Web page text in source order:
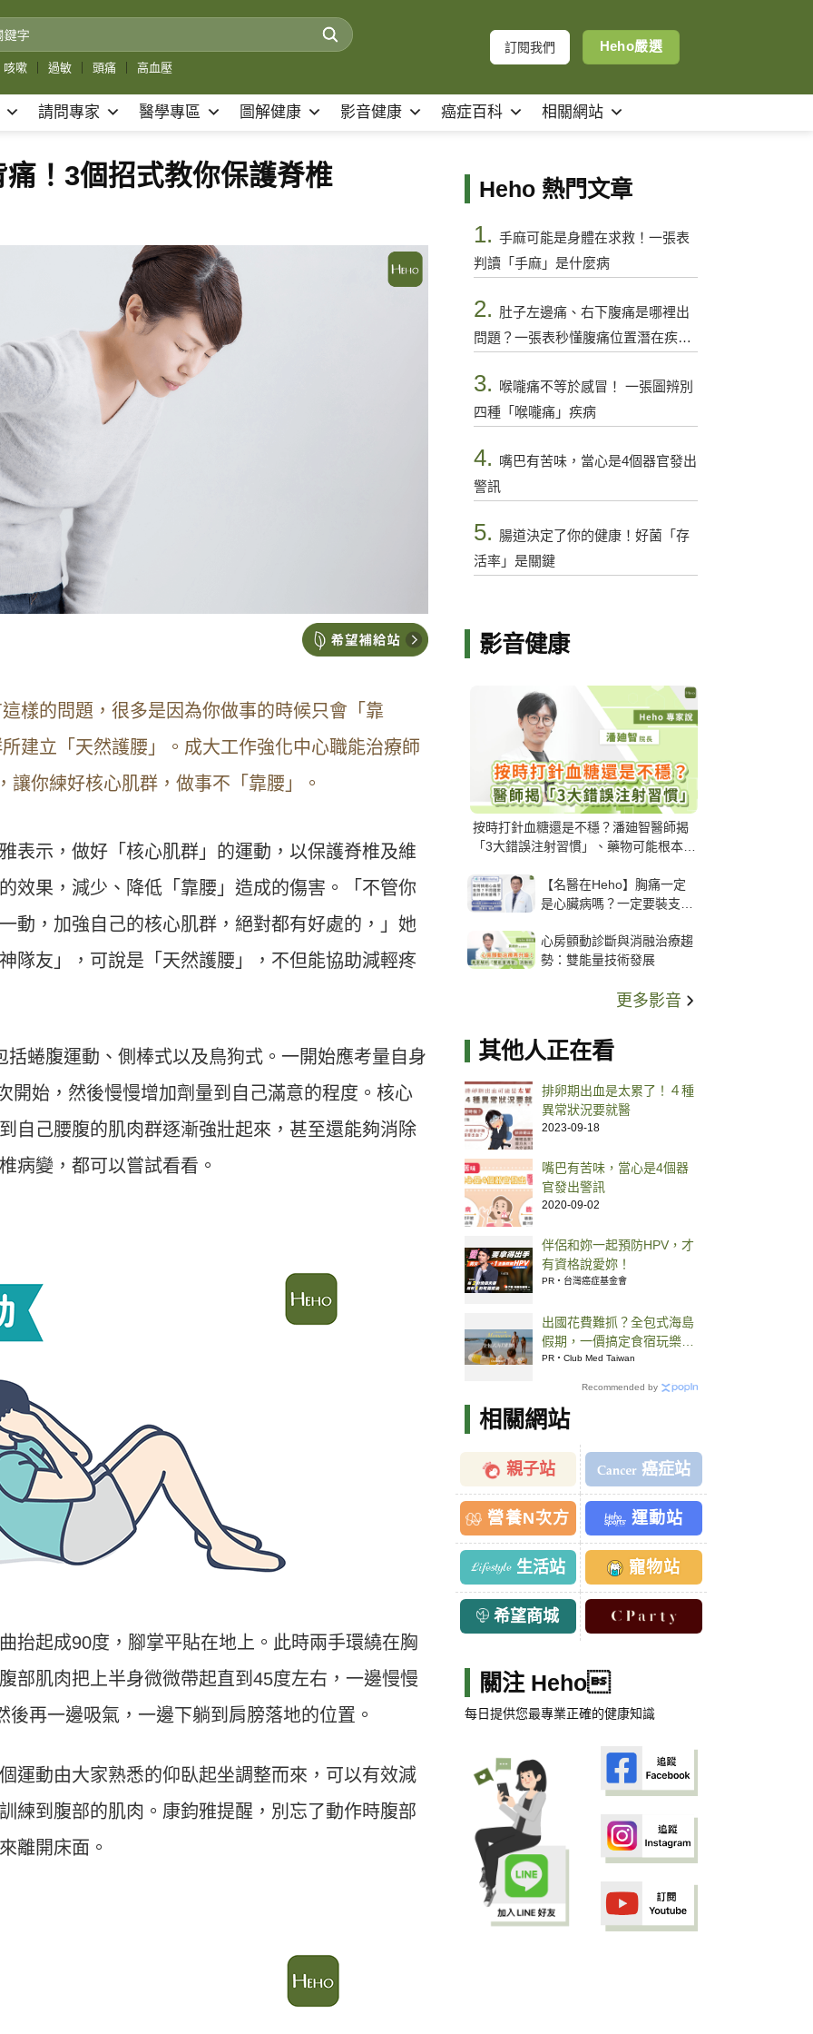
咳嗽 過敏 頭痛 高血壓
訂閱我們 Heho嚴選
請問專家 醫學專區 圖解健康 影音健康 癌症百科 相關網站
！3個招式教你保護脊椎
樣的問題，很多是因為你做事的時候只會「靠
建立「天然護腰」。成大工作強化中心職能治療師
讓你練好核心肌群，做事不「靠腰」。
表示，做好「核心肌群」的運動，以保護脊椎及維
效果，減少、降低「靠腰」造成的傷害。「不管你
動，加強自己的核心肌群，絕對都有好處的，」她
隊友」，可說是「天然護腰」，不但能協助減輕疼
蜷腹運動、側棒式以及鳥狗式。一開始應考量自身
開始，然後慢慢增加劑量到自己滿意的程度。核心
自己腰腹的肌肉群逐漸強壯起來，甚至還能夠消除
病變，都可以嘗試看看。
抬起成90度，腳掌平貼在地上。此時兩手環繞在胸
部肌肉把上半身微微帶起直到45度左右，一邊慢慢
再一邊吸氣，一邊下躺到肩膀落地的位置。
運動由大家熟悉的仰臥起坐調整而來，可以有效減
練到腹部的肌肉。康鈞雅提醒，別忘了動作時腹部
離開床面。
Heho 熱門文章
1. 手麻可能是身體在求救！一張表
判讀「手麻」是什麼病
2. 肚子左邊痛、右下腹痛是哪裡出
問題？一張表秒懂腹痛位置潛在疾病
3.
喉嚨痛不等於感冒！ 一張圖辨別
四種「喉嚨痛」疾病
4. 嘴巴有苦味，當心是4個器官發出
警訊
5. 腸道決定了你的健康！好菌「存
活率」是關鍵
影音健康
按時打針血糖還是不穩？潘廸智醫師揭
「3大錯誤注射習慣」、藥物可能根本沒
【名醫在Heho】胸痛一定
是心臟病嗎？一定要裝支
解析支架種類、風險與選擇
關鍵
心房顫動診斷與消融治療趨
勢：雙能量技術發展
更多影音
其他人正在看
排卵期出血是太累了！４種
異常狀況要就醫
2023-09-18
嘴巴有苦味，當心是4個器
官發出警訊
2020-09-02
伴侶和妳一起預防HPV，才
有資格說愛妳！
PR・台灣癌症基金會
出國花費難抓？全包式海島
假期，一價搞定食宿玩樂，
省錢更省心！
PR・Club Med Taiwan
Recommended by
相關網站
親子站 癌症站
營養N次方 運動站
生活站 寵物站
希望商城
關注 Heho
每日提供您最專業正確的健康知識